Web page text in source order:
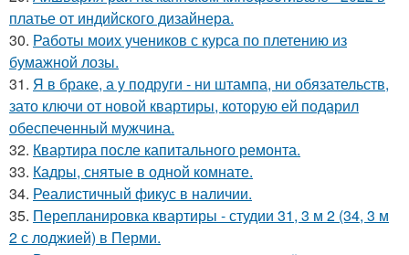
платье от индийского дизайнера.
30. Работы моих учеников с курса по плетению из
бумажной лозы.
31. Я в браке, а у подруги - ни штампа, ни обязательств,
зато ключи от новой квартиры, которую ей подарил
обеспеченный мужчина.
32. Квартира после капитального ремонта.
33. Кадры, снятые в одной комнате.
34. Реалистичный фикус в наличии.
35. Перепланировка квартиры - студии 31, 3 м 2 (34, 3 м
2 с лоджией) в Перми.